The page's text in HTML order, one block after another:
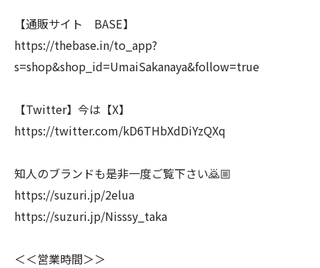
【通販サイト BASE】
https://thebase.in/to_app?
s=shop&shop_id=UmaiSakanaya&follow=true
【Twitter】今は【X】
https://twitter.com/kD6THbXdDiYzQXq
知人のブランドも是非一度ご覧下さい🙇🏼
https://suzuri.jp/2elua
https://suzuri.jp/Nisssy_taka
＜＜営業時間＞＞